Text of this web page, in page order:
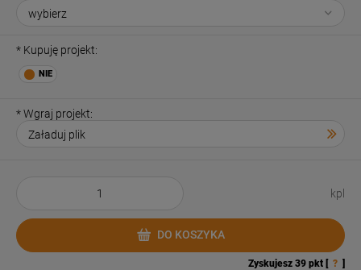
* Kupuję projekt:
*Wgraj projekt:
kpl
DO KOSZYKA
Zyskujesz 39 pkt [ ? ]